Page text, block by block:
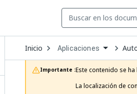
Inicio Open
Dropdown
to
choose
product
Aplicaciones
Importante :Este contenido se
La localización de